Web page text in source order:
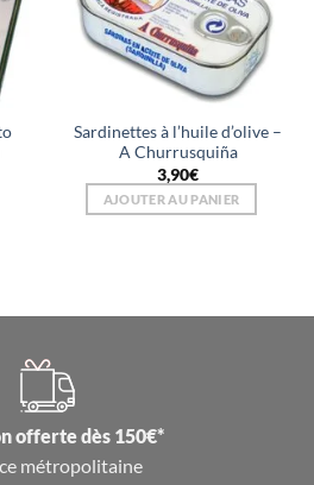
Sardinettes à l’huile d’olive –
A Churrusquiña
3,90€
AJOUTER AU PANIER
offerte dès 150€*
métropolitaine